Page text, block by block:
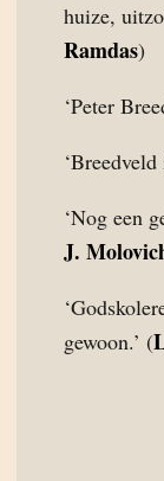
huize,
Ramdas)
‘Peter
‘Nog een
J.
gewoon.’ (